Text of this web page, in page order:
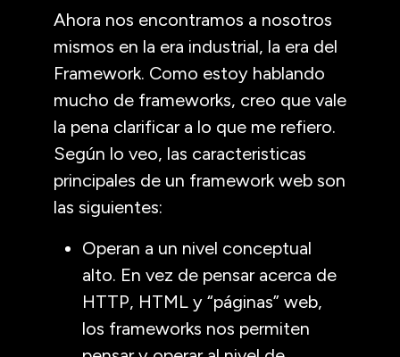
Ahora nos encontramos a nosotros
mismos en la era industrial, la era del
Framework. Como estoy hablando
mucho de frameworks, creo que vale
la pena clarificar a lo que me refiero.
Según lo veo, las caracteristicas
principales de un framework web son
las siguientes:
Operan a un nivel conceptual
alto. En vez de pensar acerca de
HTTP, HTML y “páginas” web,
los frameworks nos permiten